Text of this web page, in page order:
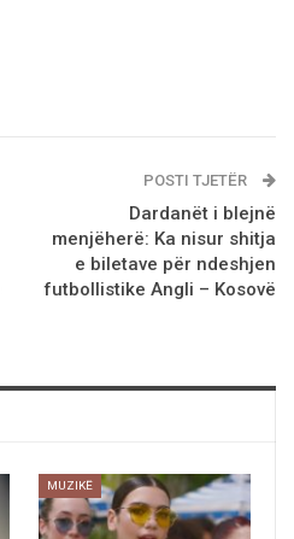
POSTI TJETËR
Dardanët i blejnë
menjëherë: Ka nisur shitja
e biletave për ndeshjen
futbollistike Angli – Kosovë
MUZIKË